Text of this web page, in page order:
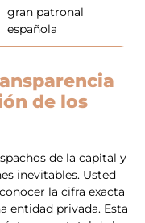
gran patronal
española
de los
de la capital y
inevitables. Usted
la cifra exacta
entidad privada. Esta